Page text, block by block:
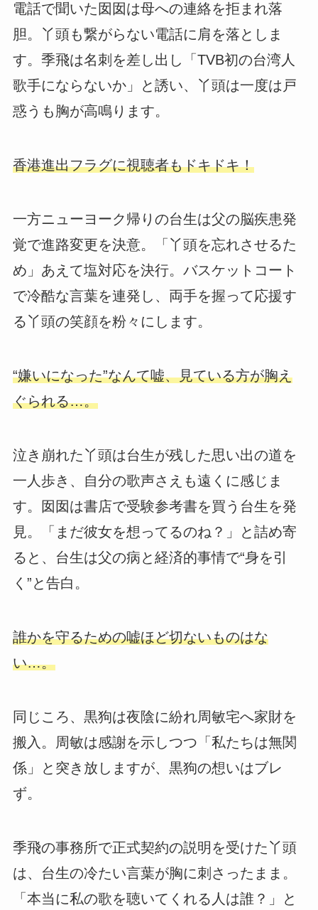
電話で聞いた囡囡は母への連絡を拒まれ落
胆。丫頭も繋がらない電話に肩を落としま
す。季飛は名刺を差し出し「TVB初の台湾人
歌手にならないか」と誘い、丫頭は一度は戸
惑うも胸が高鳴ります。
香港進出フラグに視聴者もドキドキ！
一方ニューヨーク帰りの台生は父の脳疾患発
覚で進路変更を決意。「丫頭を忘れさせるた
め」あえて塩対応を決行。バスケットコート
で冷酷な言葉を連発し、両手を握って応援す
る丫頭の笑顔を粉々にします。
“嫌いになった”なんて嘘、見ている方が胸え
ぐられる…。
泣き崩れた丫頭は台生が残した思い出の道を
一人歩き、自分の歌声さえも遠くに感じま
す。囡囡は書店で受験参考書を買う台生を発
見。「まだ彼女を想ってるのね？」と詰め寄
ると、台生は父の病と経済的事情で“身を引
く”と告白。
誰かを守るための嘘ほど切ないものはな
い…。
同じころ、黒狗は夜陰に紛れ周敏宅へ家財を
搬入。周敏は感謝を示しつつ「私たちは無関
係」と突き放しますが、黒狗の想いはブレ
ず。
季飛の事務所で正式契約の説明を受けた丫頭
は、台生の冷たい言葉が胸に刺さったまま。
「本当に私の歌を聴いてくれる人は誰？」と